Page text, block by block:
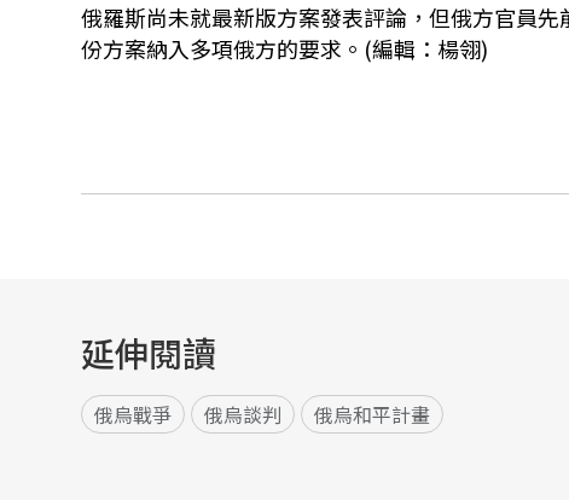
俄羅斯尚未就最新版方案發表評論，但俄方官員
份方案納入多項俄方的要求。(編輯：楊翎)
延伸閱讀
俄烏戰爭 俄烏談判 俄烏和平計畫